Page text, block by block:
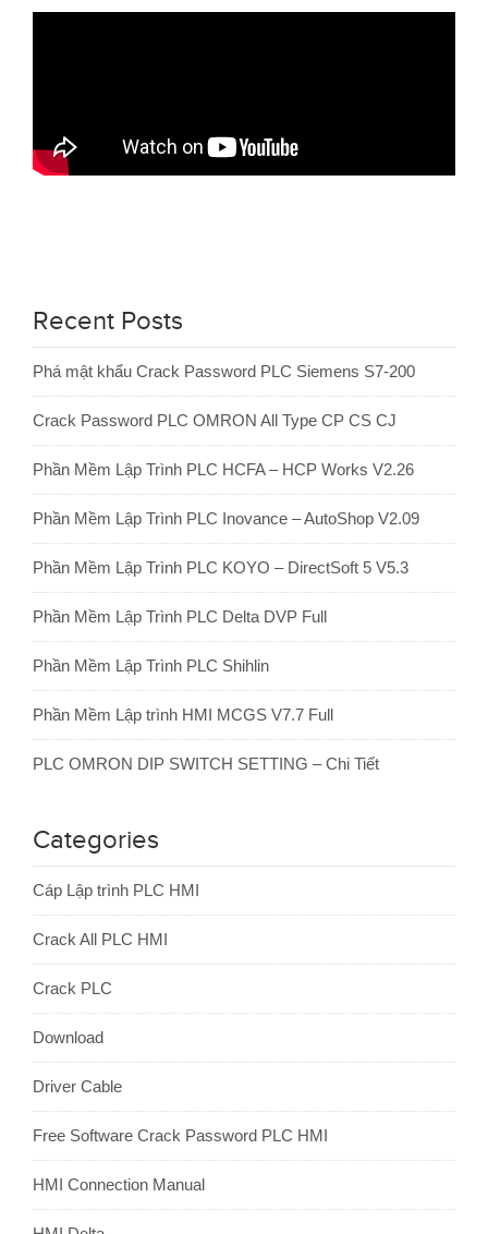
Recent Posts
Phá mật khẩu Crack Password PLC Siemens S7-200
Crack Password PLC OMRON All Type CP CS CJ
Phần Mềm Lập Trình PLC HCFA – HCP Works V2.26
Phần Mềm Lập Trình PLC Inovance – AutoShop V2.09
Phần Mềm Lập Trình PLC KOYO – DirectSoft 5 V5.3
Phần Mềm Lập Trình PLC Delta DVP Full
Phần Mềm Lập Trình PLC Shihlin
Phần Mềm Lập trình HMI MCGS V7.7 Full
PLC OMRON DIP SWITCH SETTING – Chi Tiết
Categories
Cáp Lập trình PLC HMI
Crack All PLC HMI
Crack PLC
Download
Driver Cable
Free Software Crack Password PLC HMI
HMI Connection Manual